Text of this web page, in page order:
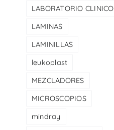
LABORATORIO CLINICO
LAMINAS
LAMINILLAS
leukoplast
MEZCLADORES
MICROSCOPIOS
mindray